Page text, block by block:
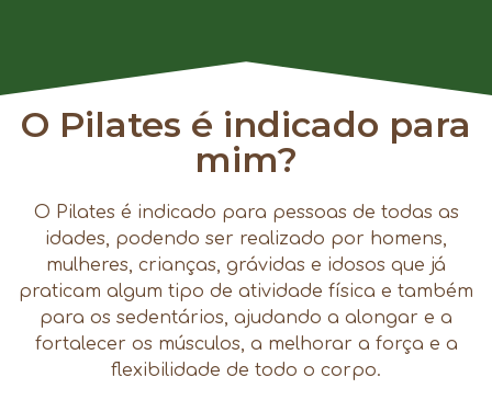
O Pilates é indicado para
mim?
O Pilates é indicado para pessoas de todas as
idades, podendo ser realizado por homens,
mulheres, crianças, grávidas e idosos que já
praticam algum tipo de atividade física e também
para os sedentários, ajudando a alongar e a
fortalecer os músculos, a melhorar a força e a
flexibilidade de todo o corpo.